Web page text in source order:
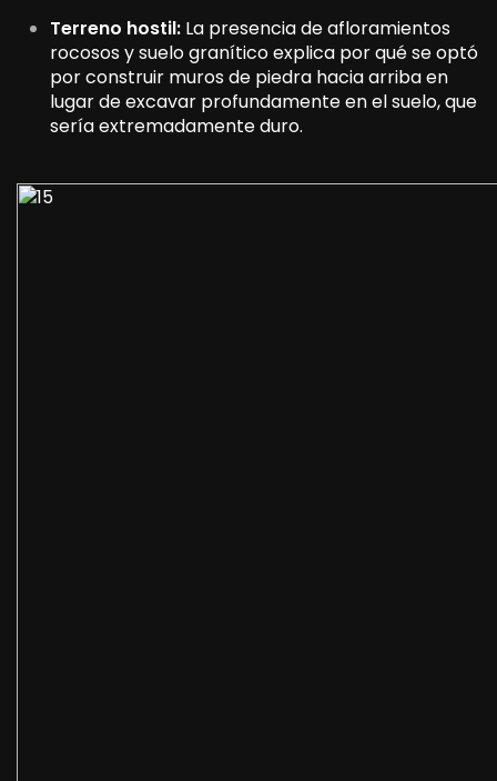
Terreno hostil: La presencia de afloramientos
rocosos y suelo granítico explica por qué se optó
por construir muros de piedra hacia arriba en
lugar de excavar profundamente en el suelo, que
sería extremadamente duro.